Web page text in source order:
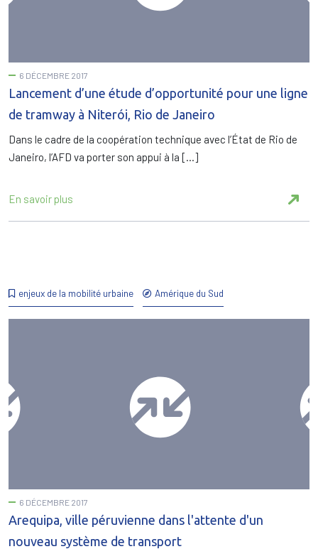
6 DÉCEMBRE 2017
Lancement d’une étude d’opportunité pour une ligne
de tramway à Niterói, Rio de Janeiro
Dans le cadre de la coopération technique avec l’État de Rio de
Janeiro, l’AFD va porter son appui à la […]
En savoir plus
enjeux de la mobilité urbaine Amérique du Sud
6 DÉCEMBRE 2017
Arequipa, ville péruvienne dans l'attente d'un
nouveau système de transport